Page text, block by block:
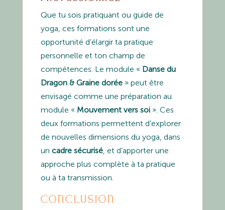
Que tu sois pratiquant ou guide de
yoga, ces formations sont une
opportunité d’élargir ta pratique
personnelle et ton champ de
compétences. Le module « Danse du
Dragon & Graine dorée» peut être
envisagé comme une préparation au
module « Mouvement vers soi». Ces
deux formations permettent d’explorer
de nouvelles dimensions du yoga, dans
un cadre sécurisé, et d’apporter une
approche plus complète à ta pratique
ou à ta transmission.
Conclusion